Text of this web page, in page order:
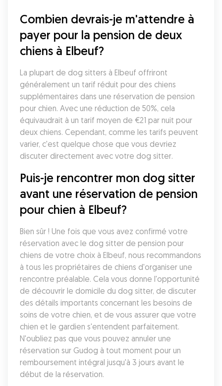
Combien devrais-je m'attendre à
payer pour la pension de deux
chiens à Elbeuf?
La plupart de dog sitters à Elbeuf offriront
généralement un tarif réduit pour des chiens
supplémentaires dans une réservation de pension
pour chien. Avec une réduction de 50%, cela
équivaudrait à un tarif moyen de €21 par nuit pour
deux chiens. Cependant, comme les tarifs peuvent
varier, c'est quelque chose que vous devriez
discuter directement avec votre dog sitter.
Puis-je rencontrer mon dog sitter
avant une réservation de pension
pour chien à Elbeuf?
Bien sûr ! Une fois que vous avez confirmé votre
réservation avec le dog sitter de pension pour
chiens de votre choix à Elbeuf, nous recommandons
à tous les propriétaires de chiens d'organiser une
rencontre préalable. Cela vous donne l'opportunité
de découvrir le domicile du dog sitter, de discuter
des détails importants concernant les besoins de
soins de votre chien, et de vous assurer que votre
chien et le gardien s'entendent parfaitement.
N'oubliez pas que vous pouvez annuler une
réservation sur Gudog à tout moment pour un
remboursement intégral jusqu'à 3 jours avant le
début de la réservation.